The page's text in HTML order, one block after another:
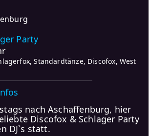
Party
Standardtänze, Discofox, West
nach Aschaffenburg, hier
Discofox & Schlager Party
DJ`s statt.